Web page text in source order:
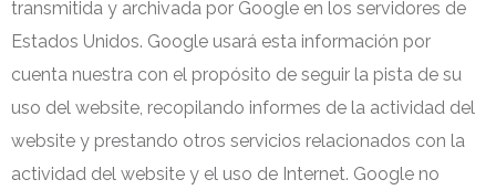
transmitida y archivada por Google en los servidores de
Estados Unidos. Google usará esta información por
cuenta nuestra con el propósito de seguir la pista de su
uso del website, recopilando informes de la actividad del
website y prestando otros servicios relacionados con la
actividad del website y el uso de Internet. Google no